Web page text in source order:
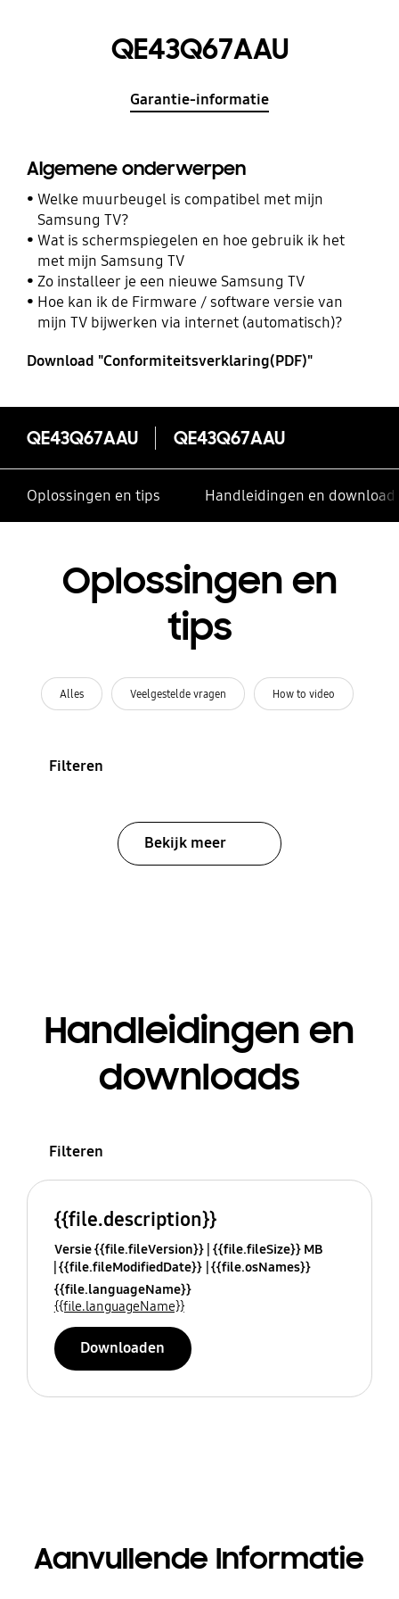
QE43Q67AAU
Garantie-informatie
Algemene onderwerpen
Welke muurbeugel is compatibel met mijn
Samsung TV?
Wat is schermspiegelen en hoe gebruik ik het
met mijn Samsung TV
Zo installeer je een nieuwe Samsung TV
Hoe kan ik de Firmware / software versie van
mijn TV bijwerken via internet (automatisch)?
Download "Conformiteitsverklaring(PDF)"
QE43Q67AAU QE43Q67AAU
Oplossingen en tips Handleidingen en
Oplossingen en
tips
Alles Veelgestelde vragen How to video
Filteren
Bekijk meer
Handleidingen en
downloads
Filteren
{{file.description}}
Versie {{file.fileVersion}} {{file.fileSize}} MB
{{file.fileModifiedDate}} {{file.osNames}}
{{file.languageName}}
{{file.languageName}}
Downloaden
Aanvullende Informatie